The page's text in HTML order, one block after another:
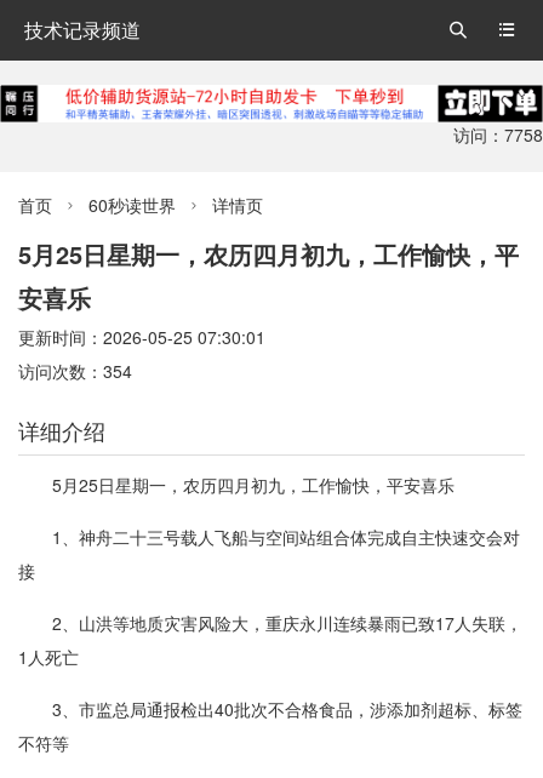
技术记录频道 

访问：7758
首页  60秒读世界  详情页
5月25日星期一，农历四月初九，工作愉快，平
安喜乐
更新时间：2026-05-25 07:30:01
访问次数：354
详细介绍
5月25日星期一，农历四月初九，工作愉快，平安喜乐
1、神舟二十三号载人飞船与空间站组合体完成自主快速交会对
接
2、山洪等地质灾害风险大，重庆永川连续暴雨已致17人失联，
1人死亡
3、市监总局通报检出40批次不合格食品，涉添加剂超标、标签
不符等